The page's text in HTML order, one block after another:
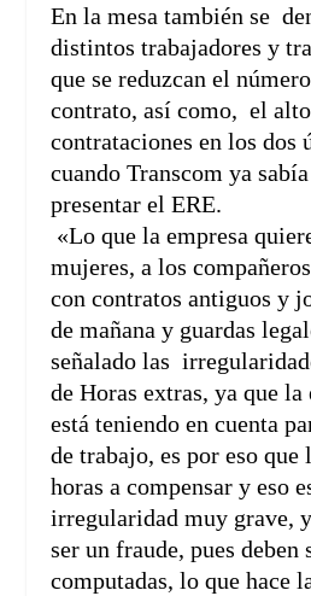
En la mesa también se
distintos trabajadores y
que se reduzcan el
contrato, así como, el
contrataciones en los dos
cuando Transcom ya
presentar el ERE.
«Lo que la empresa
mujeres, a los
con contratos antiguos y
de mañana y guardas
señalado las
de Horas extras, ya que la
está teniendo en cuenta
de trabajo, es por eso que
horas a compensar y eso
irregularidad muy grave,
ser un fraude, pues deben
computadas, lo que hace